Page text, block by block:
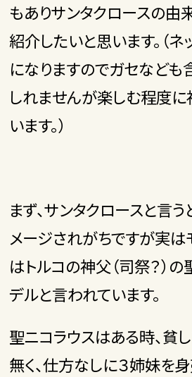
もありサンタクロースの由
紹介したいと思います。（
になりますのでガセなども
しれませんが楽しむ程度
います。）
まず、サンタクロースと言う
メージされがちですが実は
はトルコの神父（司祭？）
デルと言われています。
聖ニコラウスはある時、貧
無く、仕方なしに３姉妹を